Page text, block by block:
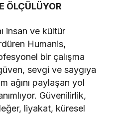
ÖLÇÜLÜYOR
insan ve kültür
Humanis,
bir çalışma
sevgi ve saygıya
ağını paylaşan yol
Güvenilirlik,
liyakat, küresel